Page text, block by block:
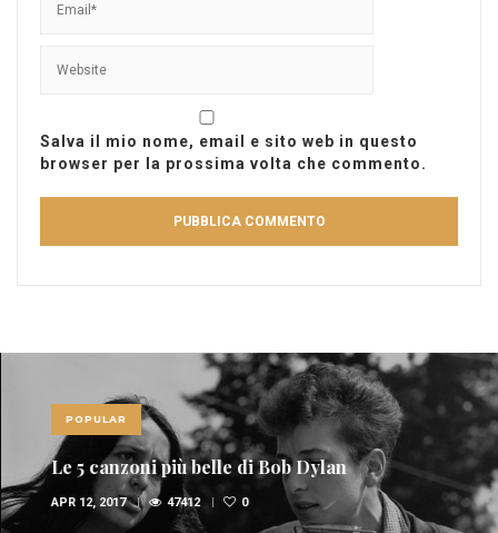
Salva il mio nome, email e sito web in questo
browser per la prossima volta che commento.
POPULAR
Le 5 canzoni più belle di Bob Dylan
APR 12, 2017 47412 0